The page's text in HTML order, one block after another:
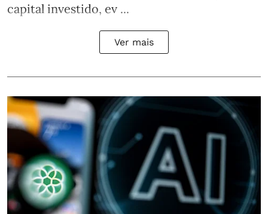
capital investido, ev ...
Ver mais